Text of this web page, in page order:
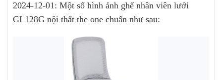
2024-12-01: Một số hình ảnh ghế nhân viên lưới
GL128G nội thất the one chuẩn như sau: